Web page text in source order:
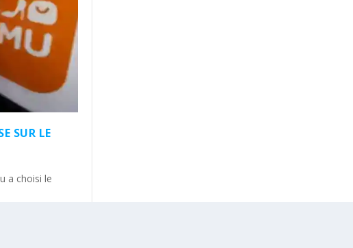
SUR LE
a choisi le